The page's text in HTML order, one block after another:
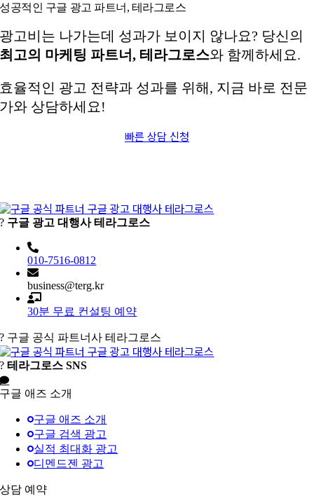
성공적인 구글 광고 파트너, 테라그로스
광고비는 나가는데 성과가 보이지 않나요? 당신의
최고의 마케팅 파트너, 테라그로스와 함께하세요.
효율적인 광고 전략과 성과를 위해, 지금 바로 전문
가와 상담하세요!
빠른 상담 신청
? 구글 광고 대행사 테라그로스
010-7516-0812
business@terg.kr
30분 무료 컨설팅 예약
? 구글 공식 파트너사 테라그로스
?테라그로스 SNS
구글 애즈 소개
구글 애즈 소개
구글 검색 광고
실적 최대화 광고
디멘드젠 광고
상담 예약